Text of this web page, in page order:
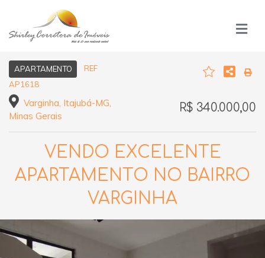
APARTAMENTO
REF
AP1618
Varginha, Itajubá-MG,
Minas Gerais
R$ 340.000,00
VENDO EXCELENTE
APARTAMENTO NO BAIRRO
VARGINHA